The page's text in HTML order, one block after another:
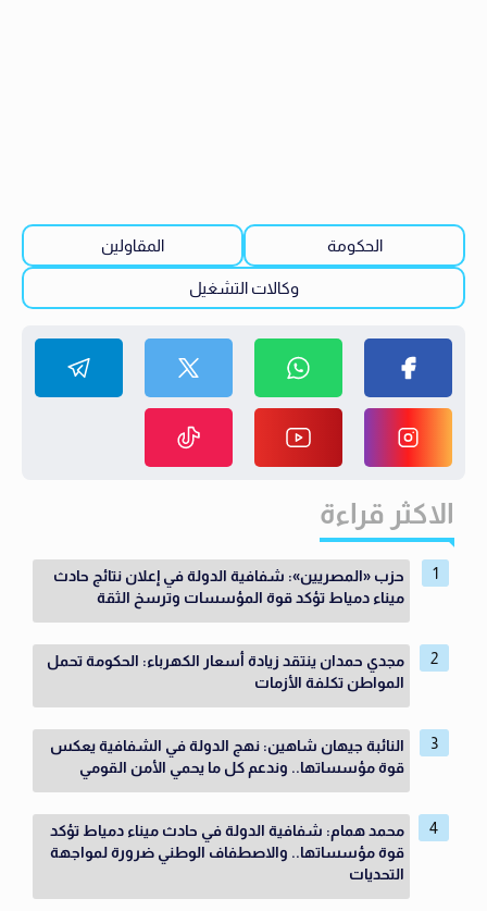
الحكومة المقاولين
وكالات التشغيل
الاكثر قراءة
حزب «المصريين»: شفافية الدولة في إعلان نتائج حادث
ميناء دمياط تؤكد قوة المؤسسات وترسخ الثقة
مجدي حمدان ينتقد زيادة أسعار الكهرباء: الحكومة تحمل
المواطن تكلفة الأزمات
النائبة جيهان شاهين: نهج الدولة في الشفافية يعكس
قوة مؤسساتها.. وندعم كل ما يحمي الأمن القومي
محمد همام: شفافية الدولة في حادث ميناء دمياط تؤكد
قوة مؤسساتها.. والاصطفاف الوطني ضرورة لمواجهة
التحديات